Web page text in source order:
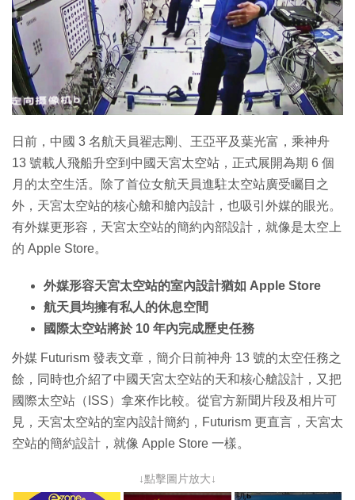
特集
日前，中國 3 名航天員翟志剛、王亞平及葉光富，乘神舟
13 號載人飛船升空到中國天宮太空站，正式展開為期 6 個
月的太空生活。除了首位女航天員進駐太空站廣受矚目之
外，天宮太空站的核心艙和艙內設計，也吸引外媒的眼光。
有外媒更形容，天宮太空站的簡約內部設計，就像是太空上
的 Apple Store。
外媒形容天宮太空站的室內設計猶如 Apple Store
航天員均擁有私人的休息空間
國際太空站將於 10 年內完成歷史任務
外媒 Futurism 發表文章，簡介日前神舟 13 號的太空任務之
餘，同時也介紹了中國天宮太空站的天和核心艙設計，又把
國際太空站（ISS）拿來作比較。從官方新聞片段及相片可
見，天宮太空站的室內設計簡約，Futurism 更直言，天宮太
空站的簡約設計，就像 Apple Store 一樣。
↓點擊圖片放大↓